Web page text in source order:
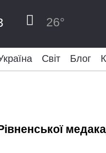
26°
Світ Блог